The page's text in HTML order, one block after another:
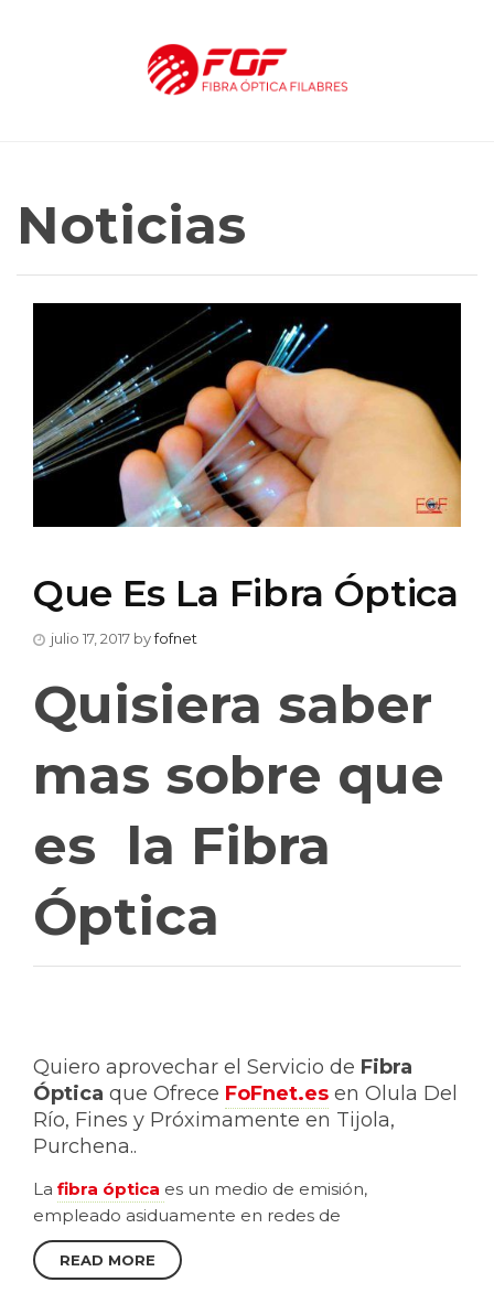
Noticias
Que Es La Fibra Óptica
julio 17, 2017 byfofnet
Quisiera saber
mas sobre que
es la Fibra
Óptica
Quiero aprovechar el Servicio de Fibra
Óptica que Ofrece FoFnet.es en Olula Del
Río, Fines y Próximamente en Tijola,
Purchena..
La fibra óptica es un medio de emisión,
empleado asiduamente en redes de
READ MORE